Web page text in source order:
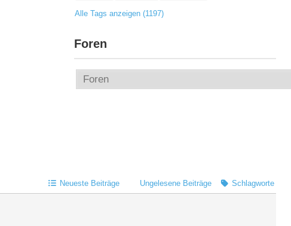
Alle Tags anzeigen (1197)
Foren
Neueste Beiträge Ungelesene Beiträge Schlagworte